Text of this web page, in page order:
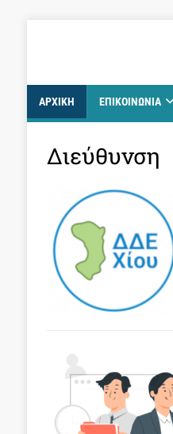
ΑΡΧΙΚΉ ΕΠΙΚΟΙΝΩΝΊΑ
Διεύθυνση